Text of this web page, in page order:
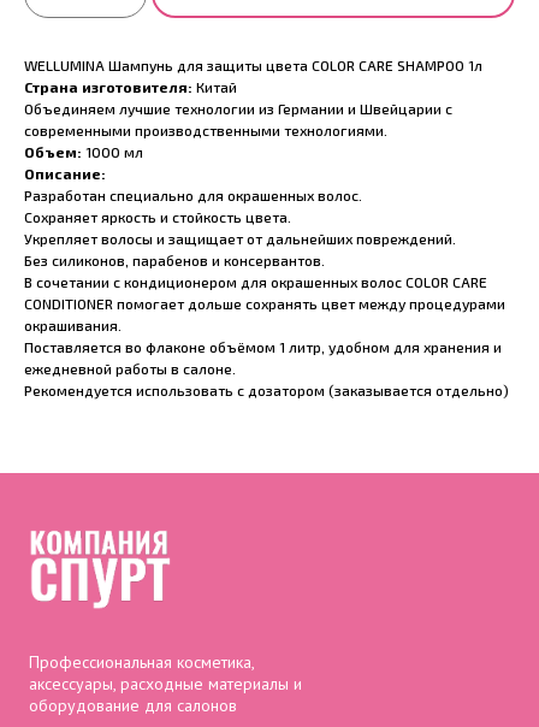
WELLUMINA Шампунь для защиты цвета COLOR CARE SHAMPOO 1л
Страна изготовителя: Китай
Объединяем лучшие технологии из Германии и Швейцарии с
современными производственными технологиями.
Объем: 1000 мл
Описание:
Разработан специально для окрашенных волос.
Сохраняет яркость и стойкость цвета.
Укрепляет волосы и защищает от дальнейших повреждений.
Без силиконов, парабенов и консервантов.
В сочетании с кондиционером для окрашенных волос COLOR CARE
CONDITIONER помогает дольше сохранять цвет между процедурами
окрашивания.
Поставляется во флаконе объёмом 1 литр, удобном для хранения и
ежедневной работы в салоне.
Рекомендуется использовать с дозатором (заказывается отдельно)
Профессиональная косметика,
аксессуары, расходные материалы и
оборудование для салонов